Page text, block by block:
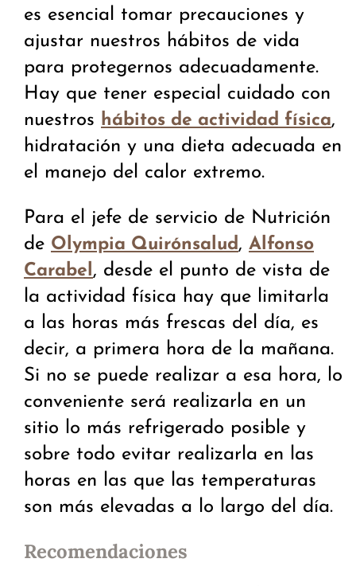
es esencial tomar precauciones y
ajustar nuestros hábitos de vida
para protegernos adecuadamente.
Hay que tener especial cuidado con
nuestros hábitos de actividad física,
hidratación y una dieta adecuada en
el manejo del calor extremo.
Para el jefe de servicio de Nutrición
de Olympia Quirónsalud, Alfonso
Carabel, desde el punto de vista de
la actividad física hay que limitarla
a las horas más frescas del día, es
decir, a primera hora de la mañana.
Si no se puede realizar a esa hora, lo
conveniente será realizarla en un
sitio lo más refrigerado posible y
sobre todo evitar realizarla en las
horas en las que las temperaturas
son más elevadas a lo largo del día.
Recomendaciones